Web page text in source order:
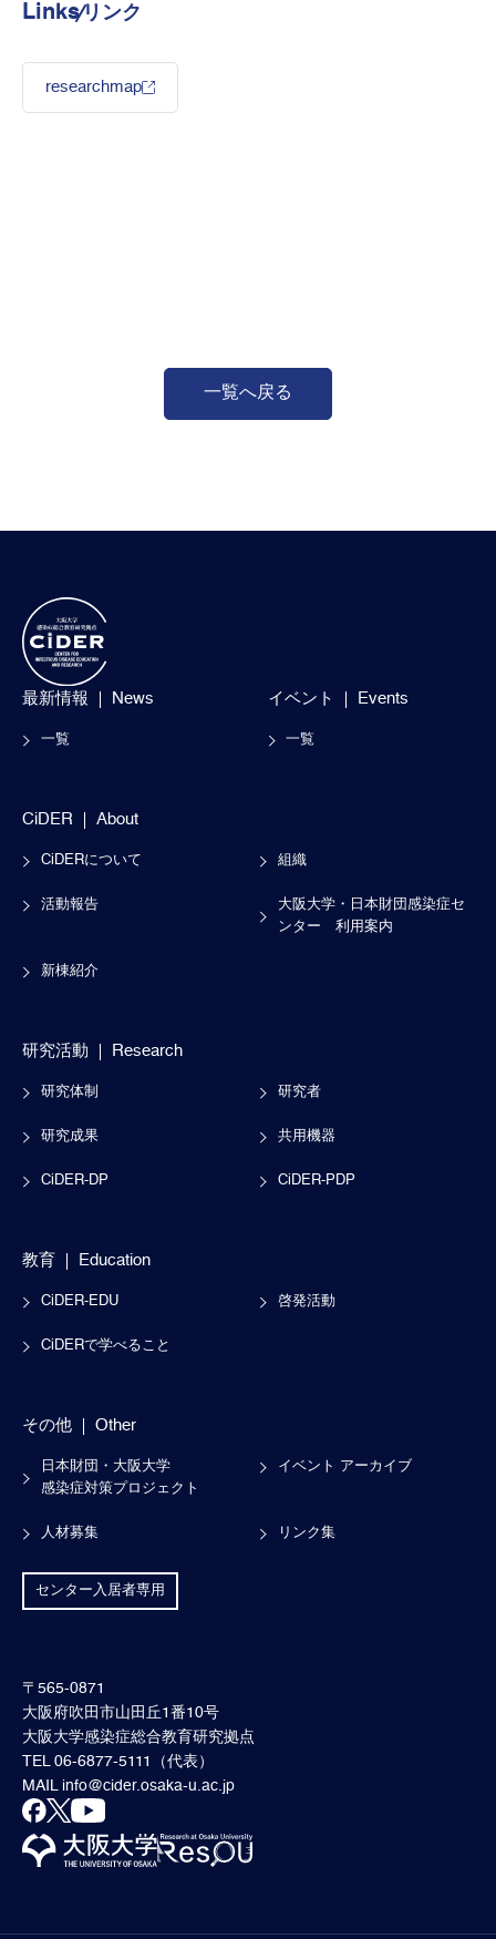
Linksリンク
researchmap
一覧へ戻る
最新情報 News
一覧
イベント Events
一覧
CiDER About
CiDERについて 組織
活動報告
大阪大学・日本財団感染症セ
ンター 利用案内
新棟紹介
研究活動 Research
研究体制 研究者
研究成果 共用機器
CiDER-DP CiDER-PDP
教育 Education
CiDER-EDU 啓発活動
CiDERで学べること
その他 Other
日本財団・大阪大学
感染症対策プロジェクト
イベント アーカイブ
人材募集 リンク集
センター入居者専用
〒565-0871
大阪府吹田市山田丘1番10号
大阪大学感染症総合教育研究拠点
TEL 06-6877-5111（代表）
MAILinfo@cider.osaka-u.ac.jp